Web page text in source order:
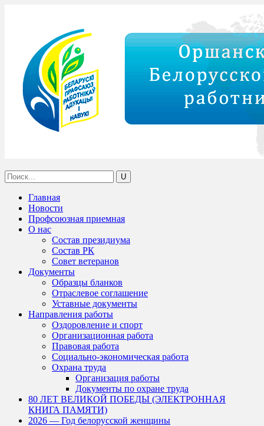
Главная
Новости
Профсоюзная приемная
О нас
Состав президиума
Состав РК
Совет ветеранов
Документы
Образцы бланков
Отраслевое соглашение
Уставные документы
Направления работы
Оздоровление и спорт
Организационная работа
Правовая работа
Социально-экономическая работа
Охрана труда
Организация работы
Документы по охране труда
80 ЛЕТ ВЕЛИКОЙ ПОБЕДЫ (ЭЛЕКТРОННАЯ
КНИГА ПАМЯТИ)
2026 — Год белорусской женщины